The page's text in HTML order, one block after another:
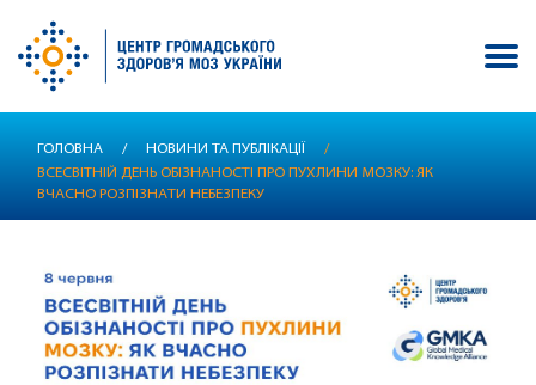
ГОЛОВНА / НОВИНИ ТА ПУБЛІКАЦІЇ
/
ВСЕСВІТНІЙ ДЕНЬ ОБІЗНАНОСТІ ПРО ПУХЛИНИ МОЗКУ: ЯК
ВЧАСНО РОЗПІЗНАТИ НЕБЕЗПЕКУ